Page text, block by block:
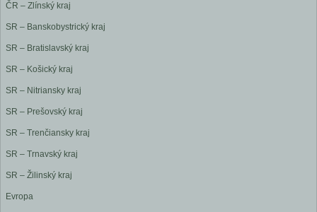
ČR – Zlínský kraj
SR – Banskobystrický kraj
SR – Bratislavský kraj
SR – Košický kraj
SR – Nitriansky kraj
SR – Prešovský kraj
SR – Trenčiansky kraj
SR – Trnavský kraj
SR – Žilinský kraj
Evropa